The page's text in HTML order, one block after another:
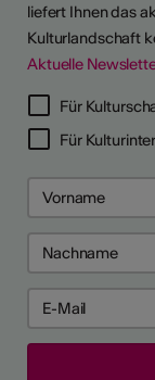
liefert Ihnen das
Kulturlandschaft
Aktuelle
Für
Für